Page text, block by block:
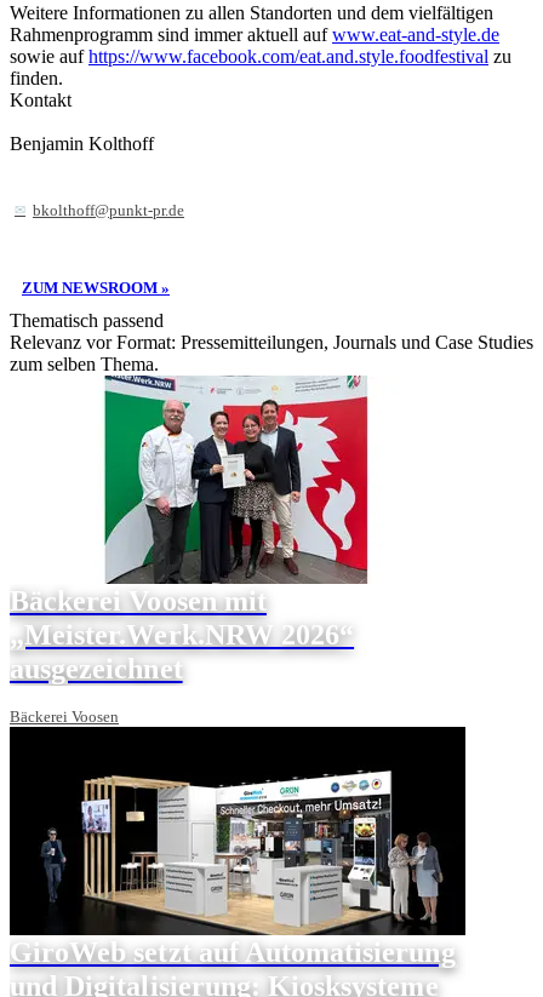
Weitere Informationen zu allen Standorten und dem vielfältigen
Rahmenprogramm sind immer aktuell aufwww.eat-and-style.de
sowie aufhttps://www.facebook.com/eat.and.style.foodfestival zu
finden.
Kontakt
Benjamin Kolthoff
bkolthoff@punkt-pr.de
ZUM NEWSROOM »
Thematisch passend
Relevanz vor Format: Pressemitteilungen, Journals und Case Studies
zum selben Thema.
Bäckerei Voosen mit
„Meister.Werk.NRW 2026“
ausgezeichnet
Bäckerei Voosen
GiroWeb setzt auf Automatisierung
und Digitalisierung: Kiosksysteme